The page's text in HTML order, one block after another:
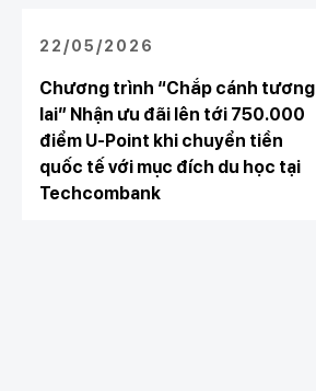
22/05/2026
Chương trình “Chắp cánh tương
lai” Nhận ưu đãi lên tới 750.000
điểm U-Point khi chuyển tiền
quốc tế với mục đích du học tại
Techcombank